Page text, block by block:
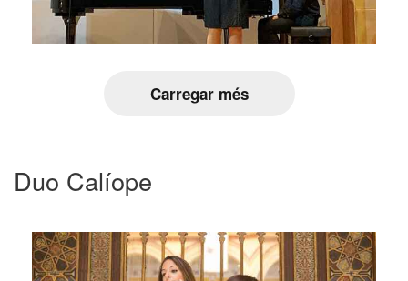
Carregar més
Duo Calíope